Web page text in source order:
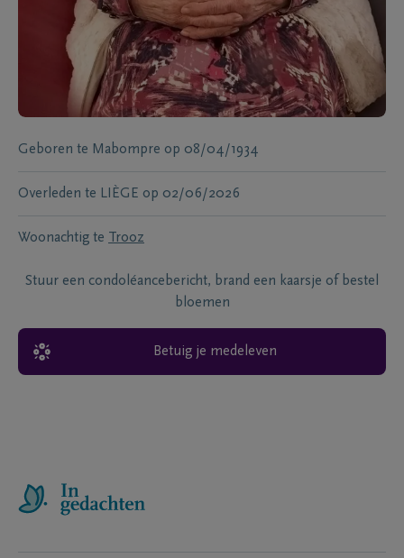
Geboren te Mabompre op 08/04/1934
Overleden te LIÈGE op 02/06/2026
Woonachtig te Trooz
Stuur een condoléancebericht, brand een kaarsje of bestel
bloemen
Betuig je medeleven